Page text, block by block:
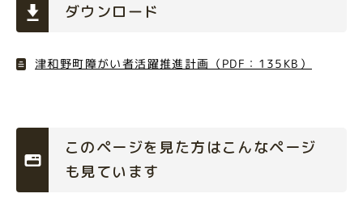
ダウンロード
津和野町障がい者活躍推進計画（PDF：135KB）
このページを見た方はこんなページ
も見ています